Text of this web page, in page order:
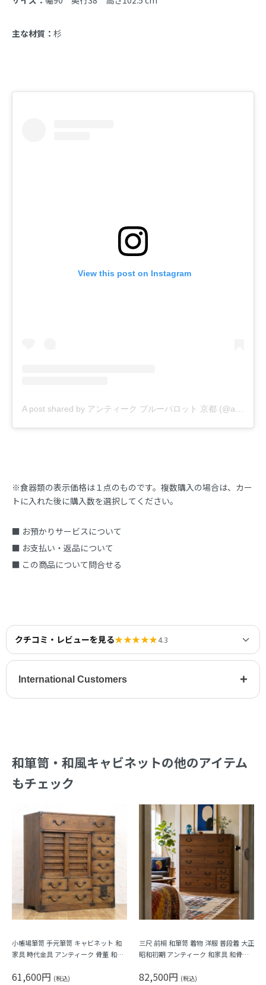
主な材質： 杉
View this post on Instagram
※食器類の表示価格は１点のものです。複数購入の場合は、カー
トに入れた後に購入数を選択してください。
■ お預かりサービスについて
■ お支払い・返品について
■ この商品について問合せる
クチコミ・レビューを見る★★★★★4.3
International Customers +
和箪笥・和風キャビネットの他のアイテム
もチェック
小帳場箪笥 手元箪笥 キャビネット 和
家具 時代金具 アンティーク 骨董 和モ
61,600円 (税込)
三尺 前桐 和箪笥 着物 洋服 普段着 大正
昭和初期 アンティーク 和家具 和骨董
82,500円 (税込)